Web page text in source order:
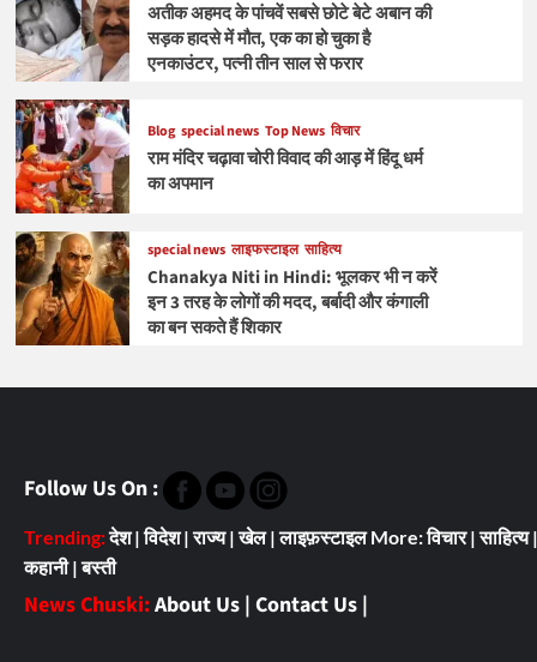
अतीक अहमद के पांचवें सबसे छोटे बेटे अबान की
सड़क हादसे में मौत, एक का हो चुका है
एनकाउंटर, पत्नी तीन साल से फरार
Blog special news Top News विचार
राम मंदिर चढ़ावा चोरी विवाद की आड़ में हिंदू धर्म
का अपमान
special news लाइफस्टाइल साहित्य
Chanakya Niti in Hindi: भूलकर भी न करें
इन 3 तरह के लोगों की मदद, बर्बादी और कंगाली
का बन सकते हैं शिकार
Follow Us On :
Trending:देश|विदेश|राज्य|खेल|लाइफ़स्टाइल More:विचार|साहित्य|
कहानी|बस्ती
News Chuski:About Us | Contact Us |